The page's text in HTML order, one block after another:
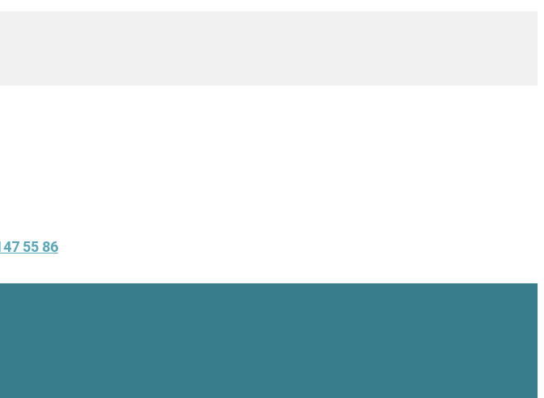
55 86